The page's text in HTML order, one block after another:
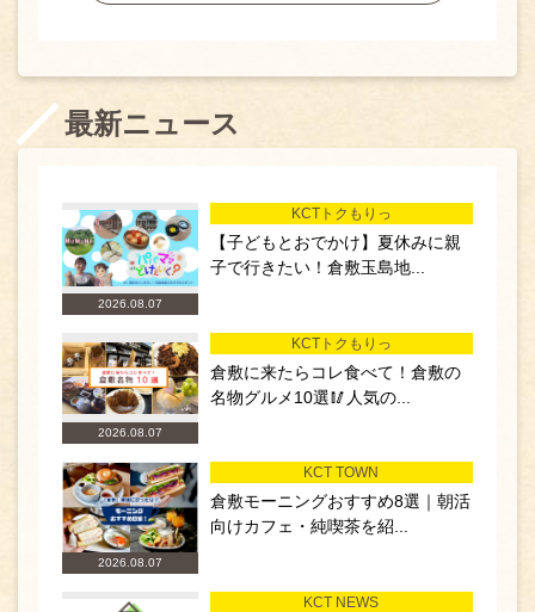
最新ニュース
2026.08.07
KCTトクもりっ
【子どもとおでかけ】夏休みに親
子で行きたい！倉敷玉島地...
2026.08.07
KCTトクもりっ
倉敷に来たらコレ食べて！倉敷の
名物グルメ10選🥢人気の...
2026.08.07
KCT TOWN
倉敷モーニングおすすめ8選｜朝活
向けカフェ・純喫茶を紹...
KCT NEWS